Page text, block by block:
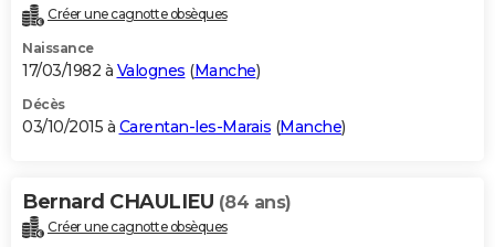
Créer une cagnotte obsèques
Naissance
17/03/1982 à Valognes (Manche)
Décès
03/10/2015 à Carentan-les-Marais (Manche)
Bernard CHAULIEU (84 ans)
Créer une cagnotte obsèques